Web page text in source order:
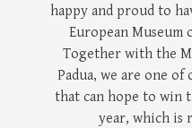
happy and proud to
European Museum
Together with the
Padua, we are one
that can hope to win
year, which is